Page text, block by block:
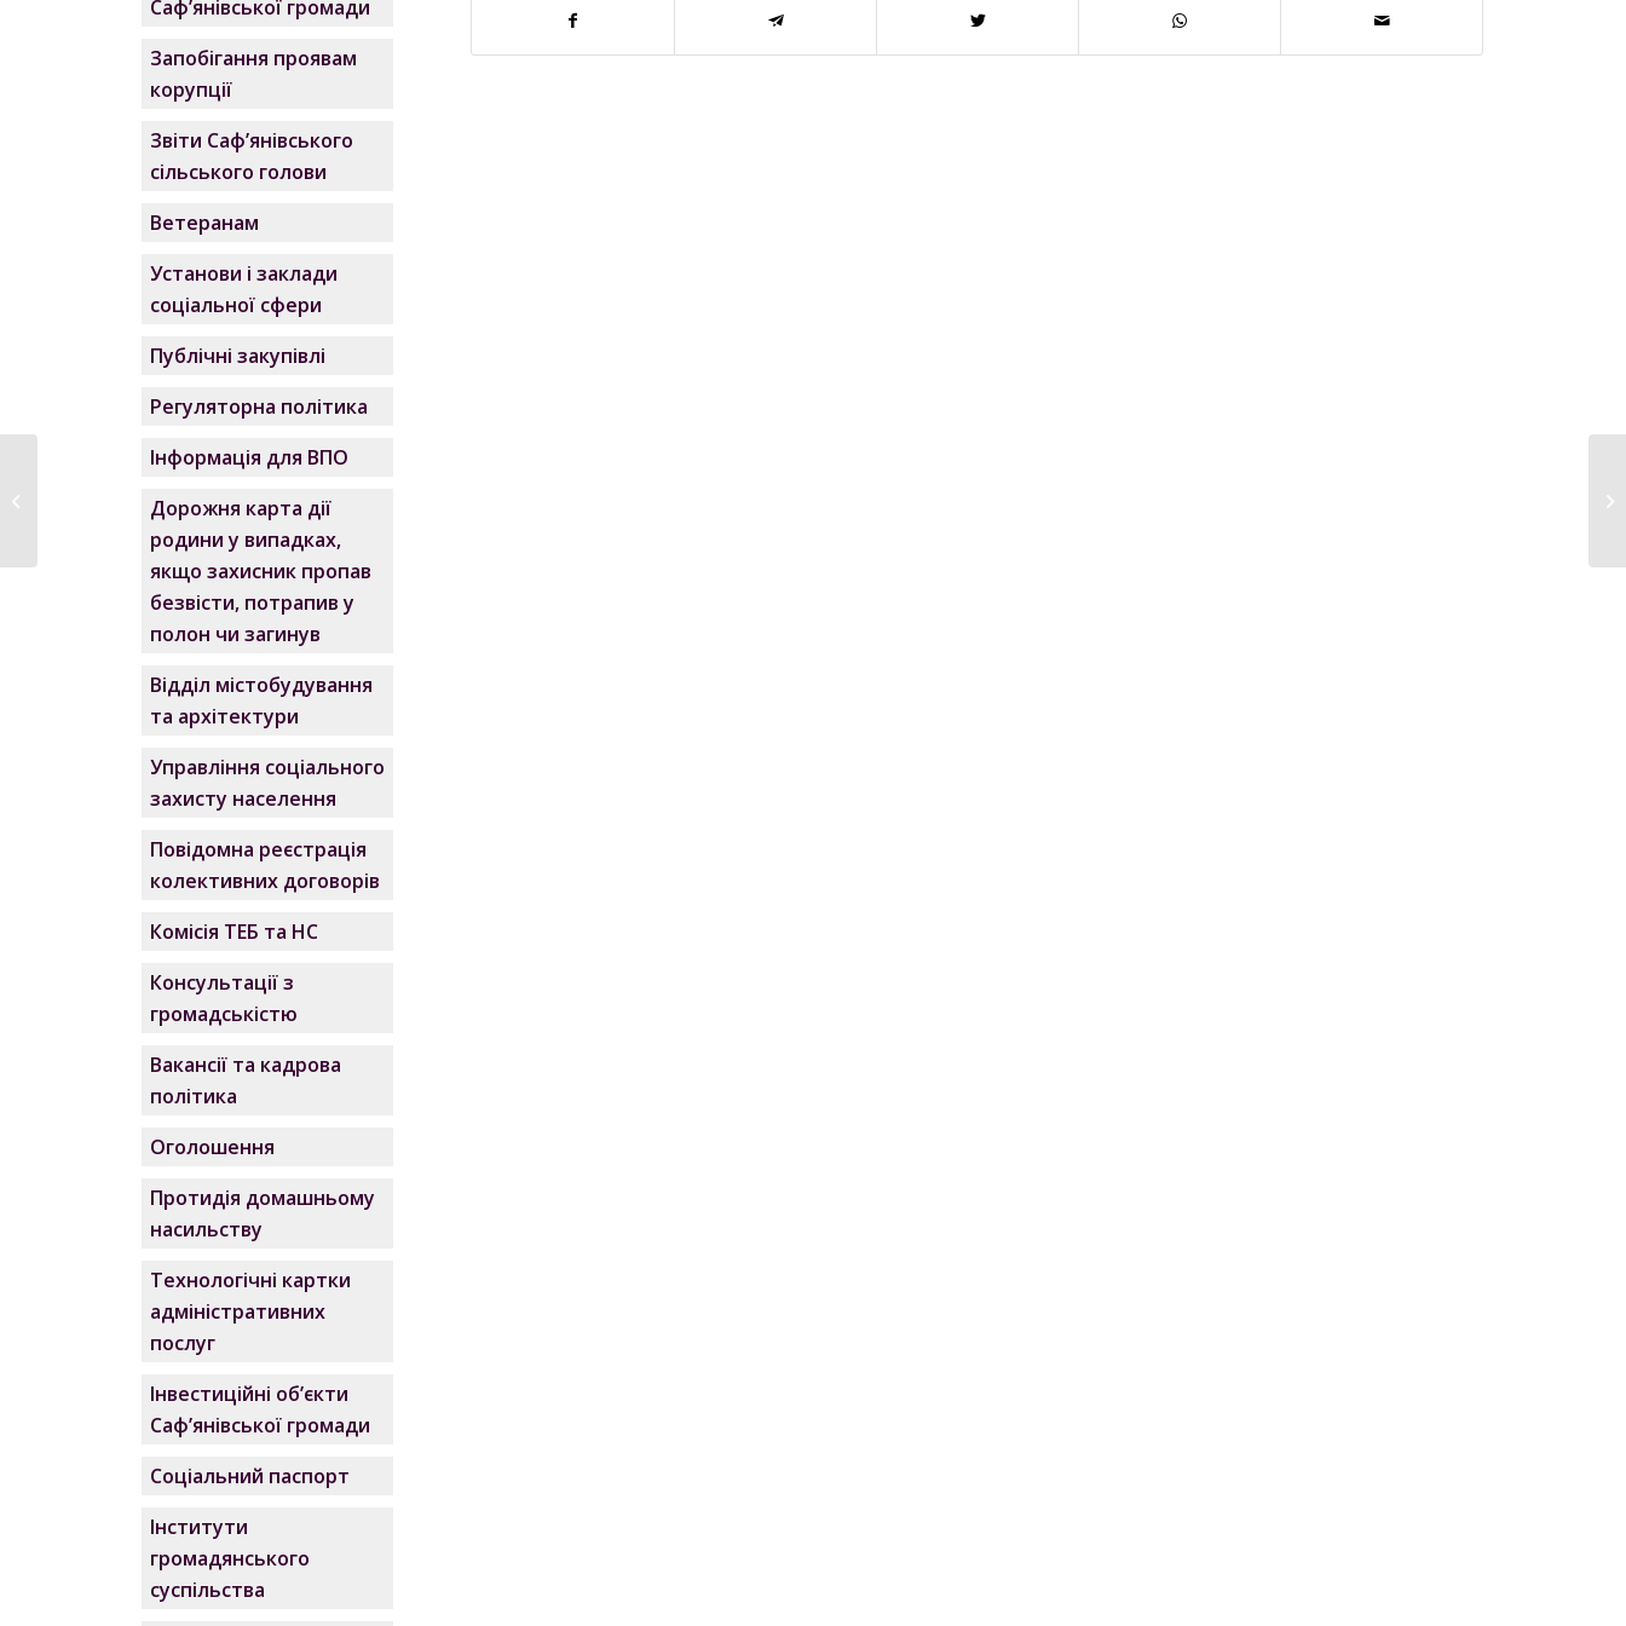
Саф’янівської громади
Запобігання проявам
корупції
Звіти Саф’янівського
сільського голови
Ветеранам
Установи і заклади
соціальної сфери
Публічні закупівлі
Регуляторна політика
Інформація для ВПО
Дорожня карта дії
родини у випадках,
якщо захисник пропав
безвісти, потрапив у
полон чи загинув
Відділ містобудування
та архітектури
Управління соціального
захисту населення
Повідомна реєстрація
колективних договорів
Комісія ТЕБ та НС
Консультації з
громадськістю
Вакансії та кадрова
політика
Оголошення
Протидія домашньому
насильству
Технологічні картки
адміністративних
послуг
Інвестиційні об’єкти
Саф’янівської громади
Соціальний паспорт
Інститути
громадянського
суспільства
Паспорт бюджетної
програми 0611070 на